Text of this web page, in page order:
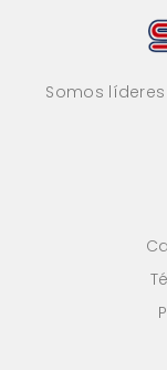
Somos